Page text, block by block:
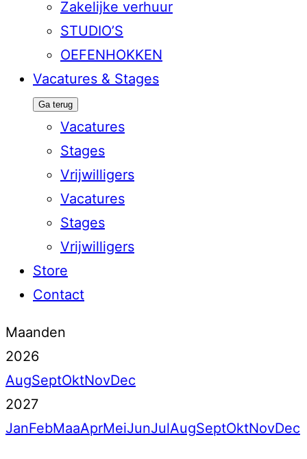
Zakelijke verhuur
STUDIO’S
OEFENHOKKEN
Vacatures & Stages
Ga terug
Vacatures
Stages
Vrijwilligers
Vacatures
Stages
Vrijwilligers
Store
Contact
Maanden
2026
AugSeptOktNovDec
2027
JanFebMaaAprMeiJunJulAugSeptOktNovDec